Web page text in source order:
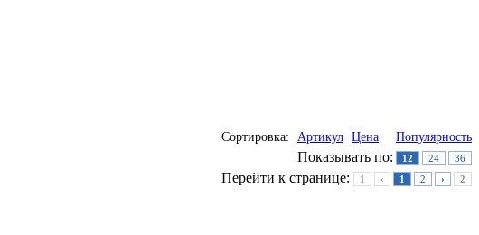
Сортировка: Артикул Цена Популярность
Показывать по: 12 24 36
Перейти к странице: 1 ‹ 1 2 › 2